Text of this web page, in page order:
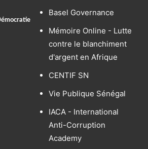
Basel Governance
Mémoire Online - Lutte
contre le blanchiment
d'argent en Afrique
CENTIF SN
Vie Publique Sénégal
IACA - International
Anti-Corruption
Academy